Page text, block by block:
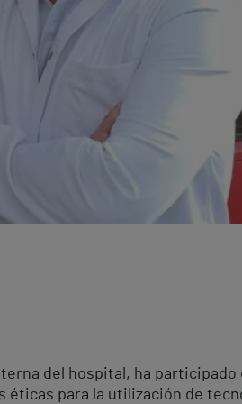
del hospital, ha participado
éticas para la utilización de